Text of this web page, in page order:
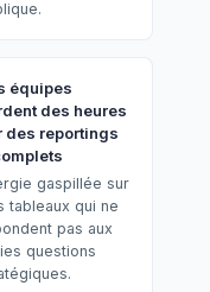
équipes
des heures
des reportings
gaspillée sur
tableaux qui ne
pas aux
questions